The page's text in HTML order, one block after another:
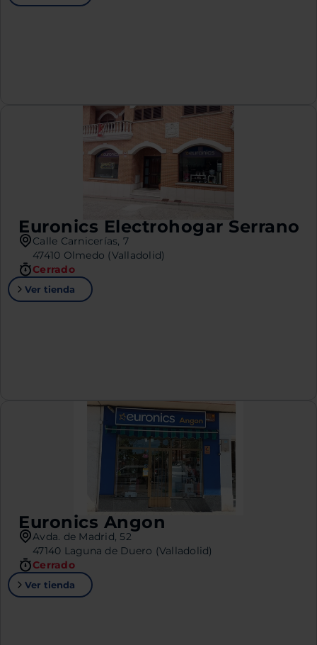
Euronics Electrohogar Serrano
Calle Carnicerías, 7
47410 Olmedo (Valladolid)
Cerrado
Ver tienda
Euronics Angon
Avda. de Madrid, 52
47140 Laguna de Duero (Valladolid)
Cerrado
Ver tienda